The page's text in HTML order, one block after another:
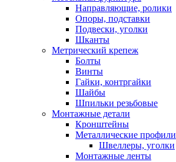
Направляющие, ролики
Опоры, подставки
Подвески, уголки
Шканты
Метрический крепеж
Болты
Винты
Гайки, контргайки
Шайбы
Шпильки резьбовые
Монтажные детали
Кронштейны
Металлические профили
Швеллеры, уголки
Монтажные ленты